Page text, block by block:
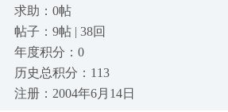
求助：0帖
帖子：9帖 | 38回
年度积分：0
历史总积分：113
注册：2004年6月14日